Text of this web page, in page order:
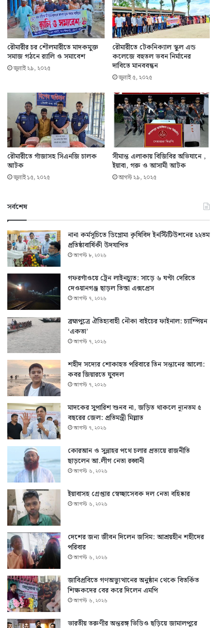
রৌমারীর চর শৌলমারীতে মাদকমুক্ত
সমাজ গঠনে র‍্যালি ও সমাবেশ
জুলাই ২৯, ২০২৫
রৌমারীতে টেকনিক্যাল স্কুল এন্ড
কলেজে বহুতল ভবন নির্মানের
দাবিতে মানববন্ধন
জুলাই ৫, ২০২৫
রৌমারীতে গাঁজাসহ সিএনজি চালক
আটক
জুলাই ১৫, ২০২৫
সীমান্ত এলাকায় বিজিবির অভিযানে ,
ইয়াবা, গরু ও আসামী আটক
আগস্ট ২৯, ২০২৫
সর্বশেষ
নানা কর্মসূচিতে ডিপ্লোমা কৃষিবিদ ইনস্টিটিউশনের ২২তম
প্রতিষ্ঠাবার্ষিকী উদযাপিত
আগস্ট ৮, ২০২৬
গফরগাঁওয়ে ট্রেন লাইনচ্যুত: সাড়ে ৬ ঘণ্টা দেরিতে
দেওয়ানগঞ্জ ছাড়ল তিস্তা এক্সপ্রেস
আগস্ট ৭, ২০২৬
ব্রহ্মপুত্রে ঐতিহ্যবাহী নৌকা বাইচের ফাইনাল: চ্যাম্পিয়ন
‘একতা’
আগস্ট ৭, ২০২৬
শহীদ সদ্যের শোকাহত পরিবারে তিন সন্তানের আলো:
কবর জিয়ারতে যুবদল
আগস্ট ৭, ২০২৬
মাদকের সুপারিশ শুনব না, জড়িত থাকলে ন্যূনতম ৫
বছরের জেল: প্রতিমন্ত্রী মিল্লাত
আগস্ট ৭, ২০২৬
কোরআন ও সুন্নাহর পথে চলার প্রত্যয়ে রাজনীতি
ছাড়লেন আ.লীগ নেতা রব্বানী
আগস্ট ৬, ২০২৬
ইয়াবাসহ গ্রেপ্তার স্বেচ্ছাসেবক দল নেতা বহিষ্কার
আগস্ট ৬, ২০২৬
দেশের জন্য জীবন দিলেন জসিম: আশ্রয়হীন শহীদের
পরিবার
আগস্ট ৬, ২০২৬
জাবিপ্রবিতে গণঅভ্যুত্থানের অনুষ্ঠান থেকে বিতর্কিত
শিক্ষকদের বের করে দিলেন এমপি
আগস্ট ৬, ২০২৬
ভারতীয় তরুণীর অন্তরঙ্গ ভিডিও ছড়িয়ে জামালপুরে